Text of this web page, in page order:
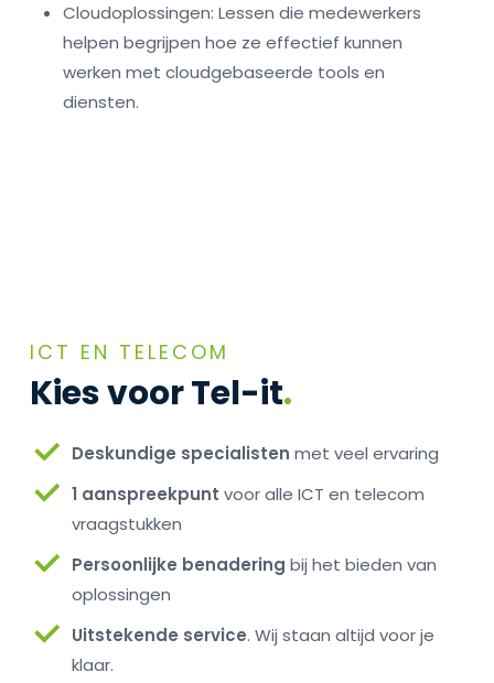
Cloudoplossingen: Lessen die medewerkers
helpen begrijpen hoe ze effectief kunnen
werken met cloudgebaseerde tools en
diensten.
ICT EN TELECOM
Kies voor Tel-it.
Deskundige specialisten met veel ervaring
1 aanspreekpunt voor alle ICT en telecom
vraagstukken
Persoonlijke benadering bij het bieden van
oplossingen
Uitstekende service. Wij staan altijd voor je
klaar.